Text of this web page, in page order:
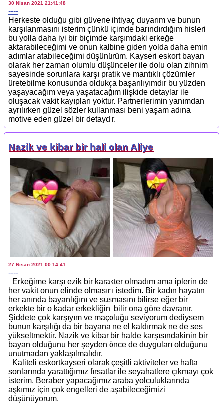
30 Nisan 2021 21:41:48
----
Herkeste olduğu gibi güvene ihtiyaç duyarım ve bunun
karşılanmasını isterim çünkü içimde barındırdığım hisleri
bu yolla daha iyi bir biçimde karşımdaki erkeğe
aktarabileceğimi ve onun kalbine giden yolda daha emin
adımlar atabileceğimi düşünürüm. Kayseri eskort bayan
olarak her zaman olumlu düşünceler ile dolu olan zihnim
sayesinde sorunlara karşı pratik ve mantıklı çözümler
üretebilme konusunda oldukça başarılıyımdır bu yüzden
yaşayacağım veya yaşatacağım ilişkide detaylar ile
oluşacak vakit kayıpları yoktur. Partnerlerimin yanımdan
ayrılırken güzel sözler kullanması beni yaşam adına
motive eden güzel bir detaydır.
Nazik ve kibar bir hali olan Aliye
27 Nisan 2021 00:14:41
----
Erkeğime karşı ezik bir karakter olmadım ama iplerin de
her vakit onun elinde olmasını istedim. Bir kadın hayatın
her anında bayanlığını ve susmasını bilirse eğer bir
erkekte bir o kadar erkekliğini bilir ona göre davranır.
Şiddete çok karşıyım ve maçoluğu seviyorum dediysem
bunun karşılığı da bir bayana ne el kaldırmak ne de ses
yükseltmektir. Nazik ve kibar bir halde karşısındakinin bir
bayan olduğunu her şeyden önce de duyguları olduğunu
unutmadan yaklaşılmalıdır.
Kaliteli eskortkayseri olarak çeşitli aktiviteler ve hafta
sonlarında yarattığımız fırsatlar ile seyahatlere çıkmayı çok
isterim. Beraber yapacağımız araba yolculuklarında
aşkımız için çok engelleri de aşabileceğimizi
düşünüyorum.